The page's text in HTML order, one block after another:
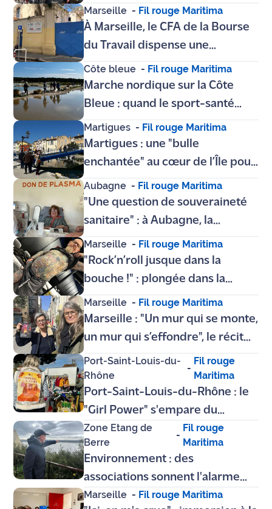
d’une épave de 600 ans
Marseille - Fil rouge Maritima
À Marseille, le CFA de la Bourse
du Travail dispense une
formation tant professionnelle
que citoyenne
Côte bleue - Fil rouge Maritima
Marche nordique sur la Côte
Bleue : quand le sport-santé
rime avec plaisir et grand air
Martigues - Fil rouge Maritima
Martigues : une "bulle
enchantée" au cœur de l’Île pour
lancer le printemps
Aubagne - Fil rouge Maritima
"Une question de souveraineté
sanitaire" : à Aubagne, la
nouvelle Maison du don de l’EFS
mise sur le plasma
Marseille - Fil rouge Maritima
"Rock’n’roll jusque dans la
bouche !" : plongée dans la
démesure du Salon International
du Tatouage de Marseille
Marseille - Fil rouge Maritima
Marseille : "Un mur qui se monte,
un mur qui s’effondre", le récit
poignant de ce qu'il reste après
la colère
Port-Saint-Louis-du-
Rhône
-
Fil rouge
Maritima
Port-Saint-Louis-du-Rhône : le
"Girl Power" s'empare du
marché pour la Semaine au
féminin !
Zone Etang de
Berre
-
Fil rouge
Maritima
Environnement : des
associations sonnent l'alarme
auprès des candidats de l’Ouest
Marseille - Fil rouge Maritima